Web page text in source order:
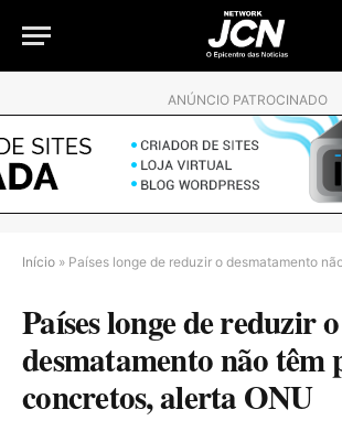
ANÚNCIO PATROCINADO
Início » Países longe de reduzir o desmatamento não têm
Países longe de reduzir o
desmatamento não têm
concretos, alerta ONU